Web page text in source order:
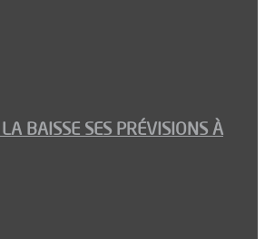
BAISSE SES PRÉVISIONS À